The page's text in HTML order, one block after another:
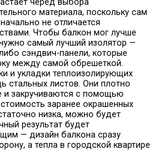
материала, поскольку сам
не отличается
Чтобы балкон мог лучше
самый лучший изолятор —
сэндвич-панели, которые
между самой обрешеткой.
и укладки теплоизолирующих
стальных листов. Они плотно
и закручиваются с помощью
заранее окрашенных
низка, можно будет
результат будет
— дизайн балкона сразу
а тепла в городской квартире